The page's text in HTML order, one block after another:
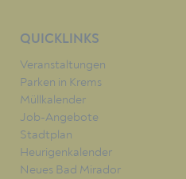
QUICKLINKS
Veranstaltungen
Parken in Krems
Müllkalender
Job-Angebote
Stadtplan
Heurigenkalender
Neues Bad Mirador